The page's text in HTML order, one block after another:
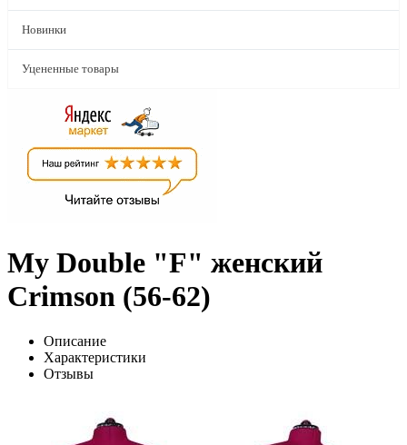
Новинки
Уцененные товары
My Double "F" женский
Crimson (56-62)
Описание
Характеристики
Отзывы